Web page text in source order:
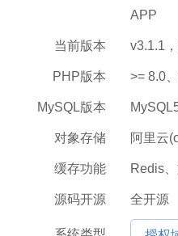
APP
当前版本 v3.1.1
PHP版本 >= 8.0
MySQL版本
对象存储 阿里云
缓存功能 Redis
源码开源 全开源